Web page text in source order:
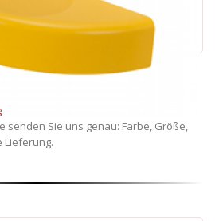
senden Sie uns genau: Farbe, Größe,
Lieferung.